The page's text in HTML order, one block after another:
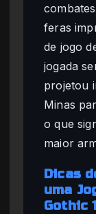
feras
de jogo
jogada
projetou
Minas
o que
maior
Dicas
uma
Gothic